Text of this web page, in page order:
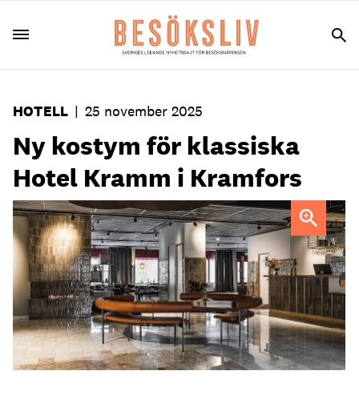
HOTELL | 25 november 2025
Ny kostym för klassiska
Hotel Kramm i Kramfors